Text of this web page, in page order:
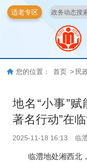
适老专区
您的位置： 首页 > 民
地名“小事”
著名行动”在
2025-11-18 16:13 临
临澧地处湘西北